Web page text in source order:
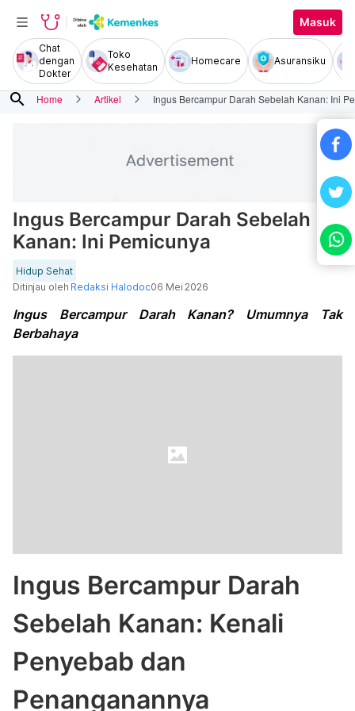
Masuk
Chat
dengan
Dokter
Toko
Kesehatan
Homecare Asuransiku
search Home Artikel Ingus Bercampur Darah Sebelah Kanan: Ini
Ingus Bercampur Darah Sebelah
Kanan: Ini Pemicunya
Hidup Sehat
Ditinjau oleh Redaksi Halodoc06 Mei 2026
Ingus Bercampur Darah Kanan? Umumnya Tak
Berbahaya
Ingus Bercampur Darah
Sebelah Kanan: Kenali
Penyebab dan
Penanganannya